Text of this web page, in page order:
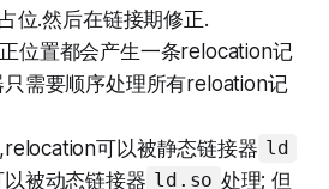
位.然后在链接期修正.
位置都会产生一条relocation记
需要顺序处理所有reloation记
可以被静态链接器 ld
被动态链接器 ld.so 处理; 但